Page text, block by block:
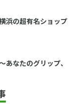
浜の超有名ショップ
あなたのグリップ、